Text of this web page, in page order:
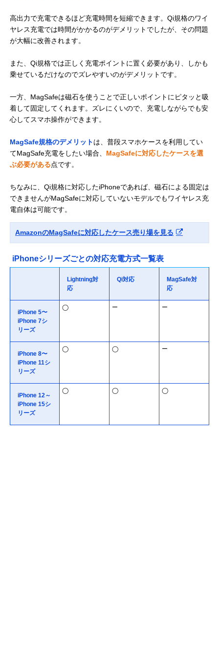
高出力で充電できるほど充電時間を短縮できます。Qi規格のワイ
ヤレス充電では時間がかかるのがデメリットでしたが、その問題
が大幅に改善されます。
また、Qi規格では正しく充電ポイントに置く必要があり、しかも
乗せているだけなのでズレやすいのがデメリットです。
一方、MagSafeは磁石を使うことで正しいポイントにピタッと吸
着して固定してくれます。ズレにくいので、充電しながらでも安
心してスマホ操作ができます。
MagSafe規格のデメリットは、普段スマホケースを利用してい
てMagSafe充電をしたい場合、 MagSafeに対応したケースを選
ぶ必要がある点です。
ちなみに、Qi規格に対応したiPhoneであれば、磁石による固定は
できませんがMagSafeに対応していないモデルでもワイヤレス充
電自体は可能です。
AmazonのMagSafeに対応したケース売り場を見る
iPhoneシリーズごとの対応充電方式一覧表
Lightning対
応
Qi対応
MagSafe対
応
iPhone 5〜
iPhone 7シ
リーズ
◯ ー ー
iPhone 8〜
iPhone 11シ
リーズ
◯ ◯ ー
iPhone 12～
iPhone 15シ
リーズ
◯ ◯ ◯